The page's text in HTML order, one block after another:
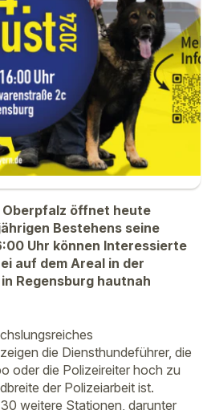
Oberpfalz öffnet heute
Bestehens seine
Uhr können Interessierte
auf dem Areal in der
Regensburg hautnah
die Diensthundeführer, die
oder die Polizeireiter hoch zu
der Polizeiarbeit ist.
weitere Stationen, darunter